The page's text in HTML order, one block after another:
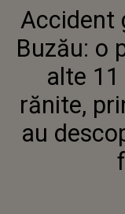
O
Accident
Buzău: o
alte
rănite,
au